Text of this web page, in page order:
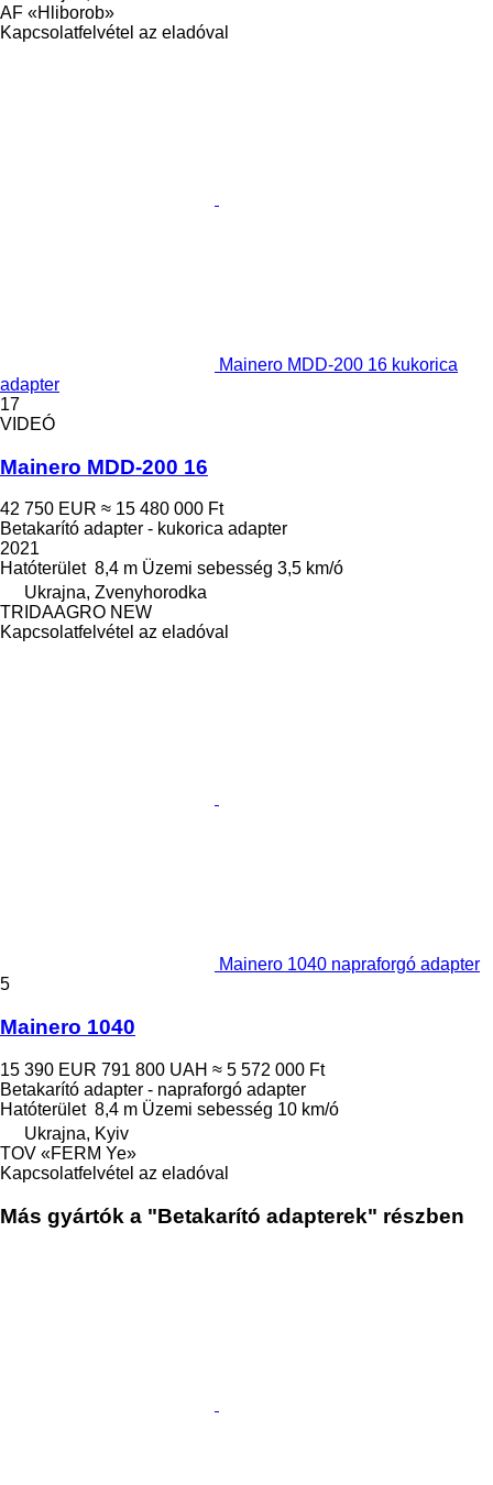
AF «Hliborob»
Kapcsolatfelvétel az eladóval
Mainero MDD-200 16 kukorica
adapter
17
VIDEÓ
Mainero MDD-200 16
42 750 EUR ≈ 15 480 000 Ft
Betakarító adapter - kukorica adapter
2021
Hatóterület 8,4 m Üzemi sebesség 3,5 km/ó
Ukrajna, Zvenyhorodka
TRIDAAGRO NEW
Kapcsolatfelvétel az eladóval
Mainero 1040 napraforgó adapter
5
Mainero 1040
15 390 EUR 791 800 UAH ≈ 5 572 000 Ft
Betakarító adapter - napraforgó adapter
Hatóterület 8,4 m Üzemi sebesség 10 km/ó
Ukrajna, Kyiv
TOV «FERM Ye»
Kapcsolatfelvétel az eladóval
Más gyártók a "Betakarító adapterek" részben